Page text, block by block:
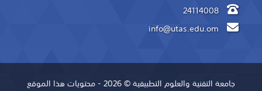
24114008
جامعة التقنية والعلوم التطبيقية © 2026 - محتويات هذا الموقع